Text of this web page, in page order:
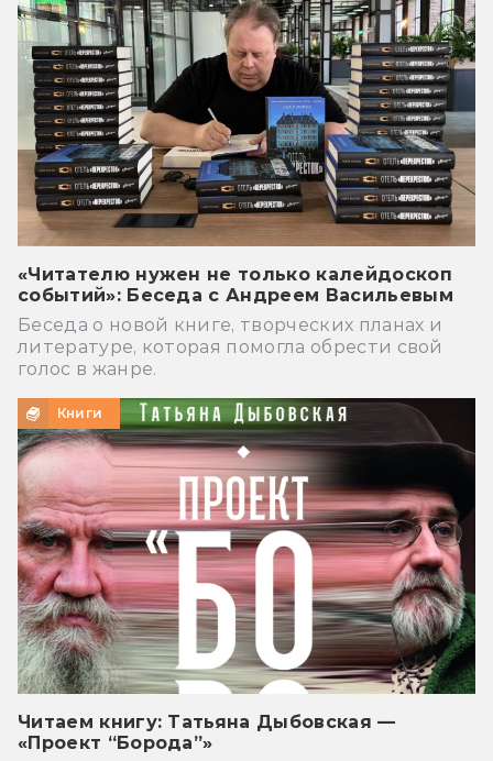
«Читателю нужен не только калейдоскоп
событий»: Беседа с Андреем Васильевым
Беседа о новой книге, творческих планах и
литературе, которая помогла обрести свой
голос в жанре.
Книги
Читаем книгу: Татьяна Дыбовская —
«Проект “Борода”»